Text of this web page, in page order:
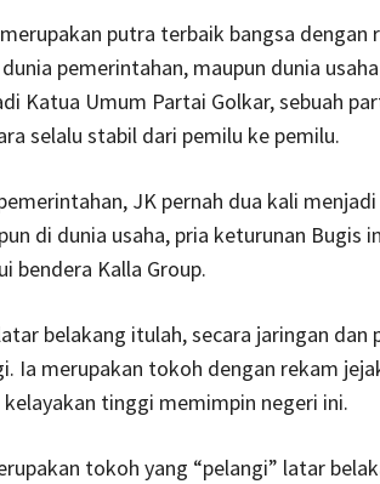
putra terbaik bangsa dengan
pemerintahan, maupun dunia
Katua Umum Partai Golkar, sebuah
selalu stabil dari pemilu ke pemilu.
JK pernah dua kali
di dunia usaha, pria keturunan Bugis
bendera Kalla Group.
belakang itulah, secara jaringan dan
Ia merupakan tokoh dengan rekam
tinggi memimpin negeri ini.
tokoh yang “pelangi” latar